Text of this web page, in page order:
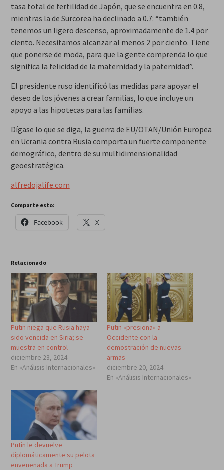
tasa total de fertilidad de Japón, que se encuentra en 0.8,
mientras la de Surcorea ha declinado a 0.7: “también
tenemos un ligero descenso, aproximadamente de 1.4 por
ciento. Necesitamos alcanzar al menos 2 por ciento. Tiene
que ponerse de moda, para que la gente comprenda lo que
significa la felicidad de la maternidad y la paternidad”.
El presidente ruso identificó las medidas para apoyar el
deseo de los jóvenes a crear familias, lo que incluye un
apoyo a las hipotecas para las familias.
Dígase lo que se diga, la guerra de EU/OTAN/Unión Europea
en Ucrania contra Rusia comporta un fuerte componente
demográfico, dentro de su multidimensionalidad
geoestratégica.
alfredojalife.com
Comparte esto:
Facebook X
Relacionado
Putin niega que Rusia haya
sido vencida en Siria; se
muestra en control
diciembre 23, 2024
En «Análisis Internacionales»
Putin «presiona» a
Occidente con la
demostración de nuevas
armas
diciembre 20, 2024
En «Análisis Internacionales»
Putin le devuelve
diplomáticamente su pelota
envenenada a Trump